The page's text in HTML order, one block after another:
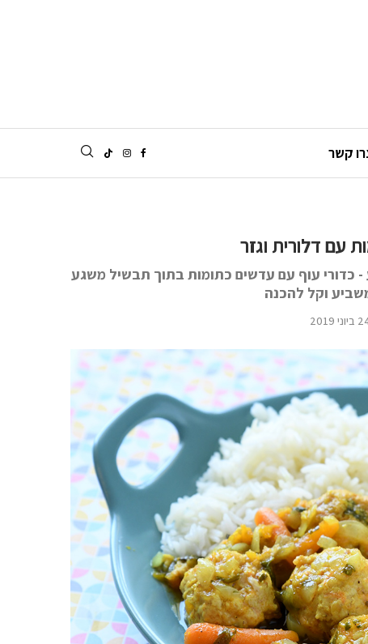
קשר
עם דלורית וגזר
עוף עם עדשים כתומות בתוך תבשיל משגע
וקל להכנה
2019